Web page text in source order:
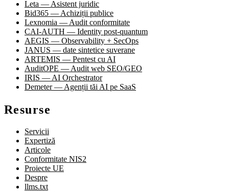
Leta — Asistent juridic
Bid365 — Achiziții publice
Lexnomia — Audit conformitate
CAI-AUTH — Identity post-quantum
AEGIS — Observability + SecOps
JANUS — date sintetice suverane
ARTEMIS — Pentest cu AI
AuditOPE — Audit web SEO/GEO
IRIS — AI Orchestrator
Demeter — Agenții tăi AI pe SaaS
Resurse
Servicii
Expertiză
Articole
Conformitate NIS2
Proiecte UE
Despre
llms.txt